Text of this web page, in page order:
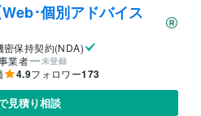
･個別アドバイス
密保持契約(NDA)
業者
未登録
4.9フォロワー173
見積り相談